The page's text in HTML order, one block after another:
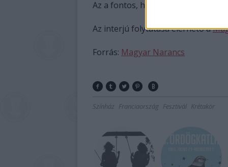
Az a fontos, hogy ő mit gondol.
Az interjú folytatása elérhető a
Forrás: Magyar Narancs
Színház Franciaország Fesztivál Krétakör